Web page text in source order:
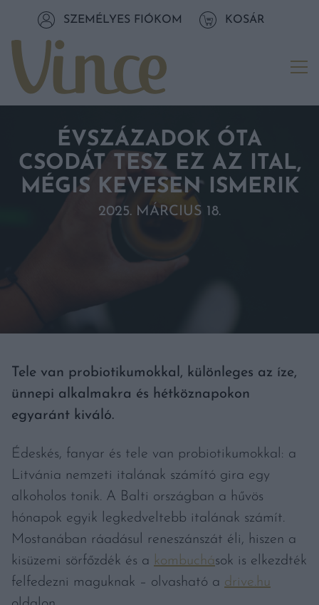
Tovább a tartalomhozSZEMÉLYES FIÓKOM KOSÁR
ÉVSZÁZADOK ÓTA
CSODÁT TESZ EZ AZ ITAL,
MÉGIS KEVESEN ISMERIK
2025. MÁRCIUS 18.
Tele van probiotikumokkal, különleges az íze,
ünnepi alkalmakra és hétköznapokon
egyaránt kiváló.
Édeskés, fanyar és tele van probiotikumokkal: a
Litvánia nemzeti italának számító gira egy
alkoholos tonik. A Balti országban a hűvös
hónapok egyik legkedveltebb italának számít.
Mostanában ráadásul reneszánszát éli, hiszen a
kisüzemi sörfőzdék és a kombuchások is elkezdték
felfedezni maguknak – olvasható a drive.hu